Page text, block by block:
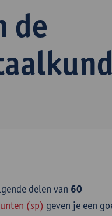
de
delen van 60
(sp) geven je een